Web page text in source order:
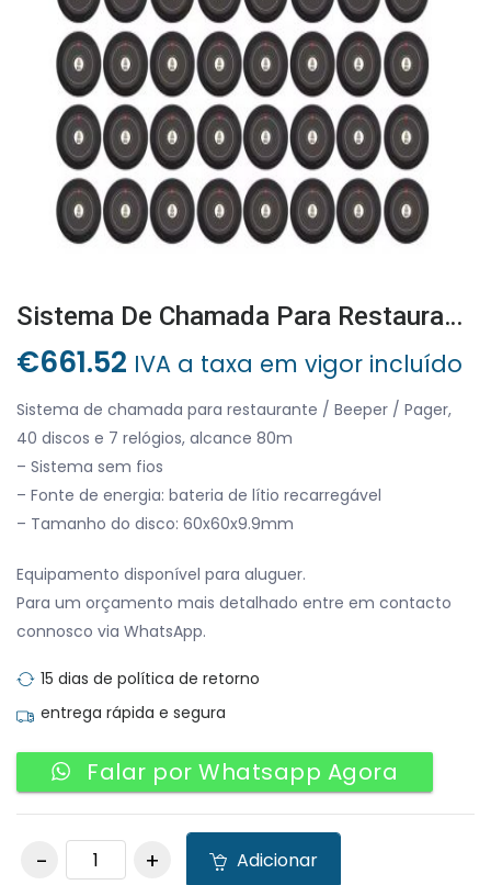
Sistema De Chamada Para Restaurante / Beeper / Pager, 40 Discos E 7 Relógios, Alcance 80m
€661.52 IVA a taxa em vigor incluído
Sistema de chamada para restaurante / Beeper / Pager,
40 discos e 7 relógios, alcance 80m
– Sistema sem fios
– Fonte de energia: bateria de lítio recarregável
– Tamanho do disco: 60x60x9.9mm
Equipamento disponível para aluguer.
Para um orçamento mais detalhado entre em contacto
connosco via WhatsApp.
15 dias de política de retorno
entrega rápida e segura
Falar por Whatsapp Agora
Sistema de
chamada para
Adicionar